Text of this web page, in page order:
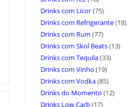
Drinks com Licor(75)
Drinks com Refrigerante(18)
Drinks com Rum (77)
Drinks com Skol Beats(13)
Drinks com Tequila(33)
Drinks com Vinho (19)
Drinks com Vodka(85)
Drinks do Momento (12)
Drinks Low Carb(17)